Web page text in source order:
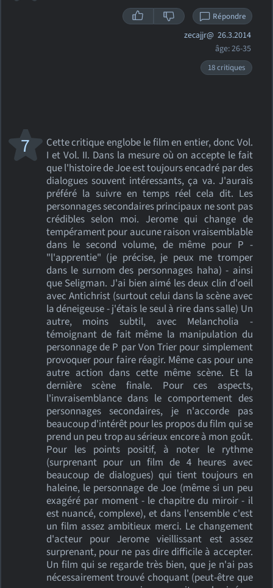
Répondre
zecajjr@ 26.3.2014
âge: 26-35
18 critiques
Cette critique englobe le film en entier, donc Vol.
I et Vol. II. Dans la mesure où on accepte le fait
que l'histoire de Joe est toujours encadré par des
dialogues souvent intéressants, ça va. J'aurais
préféré la suivre en temps réel cela dit. Les
personnages secondaires principaux ne sont pas
crédibles selon moi. Jerome qui change de
tempérament pour aucune raison vraisemblable
dans le second volume, de même pour P -
"l'apprentie" (je précise, je peux me tromper
dans le surnom des personnages haha) - ainsi
que Seligman. J'ai bien aimé les deux clin d'oeil
avec Antichrist (surtout celui dans la scène avec
la déneigeuse - j'étais le seul à rire dans salle) Un
autre, moins subtil, avec Melancholia -
témoignant de fait même la manipulation du
personnage de P par Von Trier pour simplement
provoquer pour faire réagir. Même cas pour une
autre action dans cette même scène. Et la
dernière scène finale. Pour ces aspects,
l'invraisemblance dans le comportement des
personnages secondaires, je n'accorde pas
beaucoup d'intérêt pour les propos du film qui se
prend un peu trop au sérieux encore à mon goût.
Pour les points positif, à noter le rythme
(surprenant pour un film de 4 heures avec
beaucoup de dialogues) qui tient toujours en
haleine, le personnage de Joe (même si un peu
exagéré par moment - le chapitre du miroir - il
est nuancé, complexe), et dans l'ensemble c'est
un film assez ambitieux merci. Le changement
d'acteur pour Jerome vieillissant est assez
surprenant, pour ne pas dire difficile à accepter.
Un film qui se regarde très bien, que je n'ai pas
nécessairement trouvé choquant (peut-être que
7